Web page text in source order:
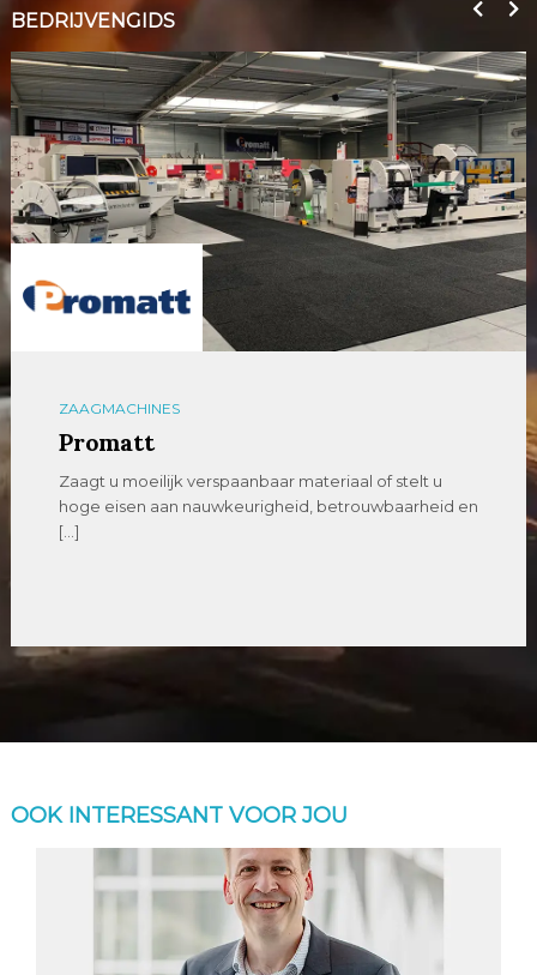
BEDRIJVENGIDS
ZAAGMACHINES
Promatt
Zaagt u moeilijk verspaanbaar materiaal of stelt u
hoge eisen aan nauwkeurigheid, betrouwbaarheid en
[…]
OOK INTERESSANT VOOR JOU